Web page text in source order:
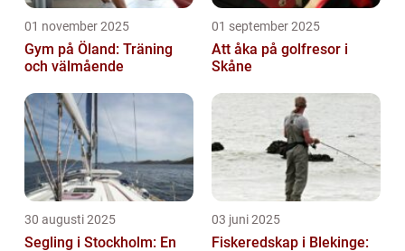
01 november 2025
Gym på Öland: Träning
och välmående
01 september 2025
Att åka på golfresor i
Skåne
30 augusti 2025
Segling i Stockholm: En
03 juni 2025
Fiskeredskap i Blekinge: